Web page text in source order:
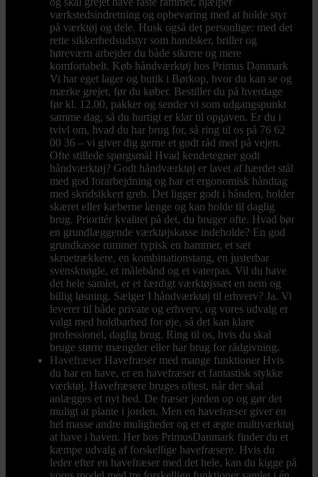
værkstedsindretning og opbevaring med at holde styr
på værktøj og dele. Husk også det personlige: med det
rette sikkerhedsudstyr som handsker, briller og
høreværn arbejder du både sikrere og mere
komfortabelt. Køb håndværktøj hos Primus Danmark
Vi har eget lager og butik i Børkop, hvor du kan se og
mærke grejet, før du køber. Bestiller du på hverdage
før kl. 12.00, pakker og sender vi som udgangspunkt
samme dag, så du hurtigt er klar til opgaven. Er du i
tvivl om, hvad du har brug for, så ring til os på 76 62
00 36 – vi giver dig gerne et godt råd med på vejen.
Ofte stillede spørgsmål Hvad kendetegner godt
håndværktøj? Godt håndværktøj er lavet af hærdet stål
med god forarbejdning og har et ergonomisk håndtag
med skridsikkert greb. Det ligger godt i hånden, holder
skæret eller kæberne længe og kan holde til daglig
brug. Prioritér kvalitet på det, du bruger ofte. Hvad bør
en grundlæggende værktøjskasse indeholde? En god
grundkasse rummer typisk en hammer, et sæt
skruetrækkere, en kombinationstang, en justerbar
svensknøgle, et målebånd og et vaterpas. Vil du have
det hele samlet, er et færdigt værktøjssæt en nem og
billig løsning. Sælger I håndværktøj til erhverv? Ja. Vi
leverer til både private og erhverv, og vores udvalg er
valgt med holdbarhed for øje, så det kan klare
professionel, daglig brug. Ring til os, hvis du skal
bruge større mængder eller har brug for rådgivning.
Havefræser Havefræser med mange funktioner Hvis
du har en have, er en havefræser et fantastisk stykke
værktøj. Havefræsere bruges oftest, når der skal
anlægges et nyt bed. De fræser jorden op og gør det
muligt at plante i jorden. Men en havefræser giver en
hel masse andre muligheder og er et ægte multiværktøj
at have i haven. Her hos PrimusDanmark finder du et
kæmpe udvalg af forskellige havefræsere. Hvis du
leder efter en havefræser med det hele, kan du kigge på